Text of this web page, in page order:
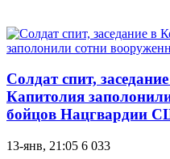
Солдат спит,
Капитолия
бойцов Нацгвардии
13-янв, 21:05 6 033